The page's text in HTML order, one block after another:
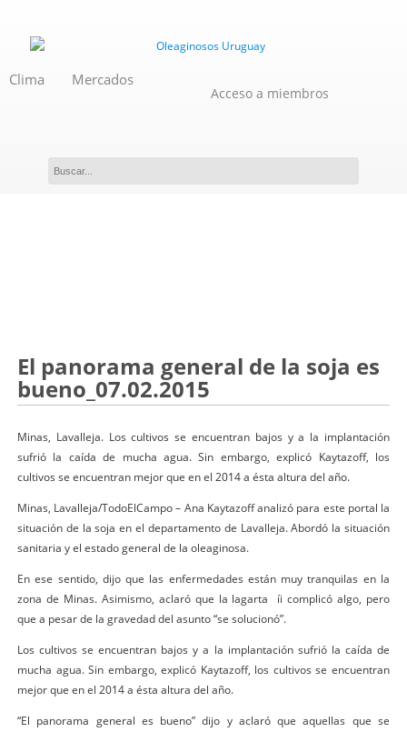
Clima Mercados
Acceso a miembros
El panorama general de la soja es
bueno_07.02.2015
Minas, Lavalleja. Los cultivos se encuentran bajos y a la implantación
sufrió la caída de mucha agua. Sin embargo, explicó Kaytazoff, los
cultivos se encuentran mejor que en el 2014 a ésta altura del año.
Minas, Lavalleja/TodoElCampo – Ana Kaytazoff analizó para este portal la
situación de la soja en el departamento de Lavalleja. Abordó la situación
sanitaria y el estado general de la oleaginosa.
En ese sentido, dijo que las enfermedades están muy tranquilas en la
zona de Minas. Asimismo, aclaró que la lagarta íi complicó algo, pero
que a pesar de la gravedad del asunto “se solucionó”.
Los cultivos se encuentran bajos y a la implantación sufrió la caída de
mucha agua. Sin embargo, explicó Kaytazoff, los cultivos se encuentran
mejor que en el 2014 a ésta altura del año.
“El panorama general es bueno” dijo y aclaró que aquellas que se